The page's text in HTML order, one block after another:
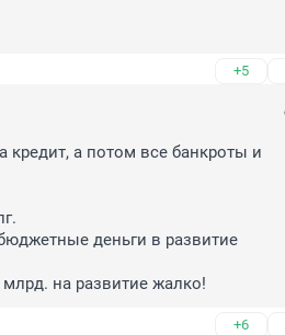
+5
кредит, а потом все банкроты и
деньги в развитие
на развитие жалко!
+6